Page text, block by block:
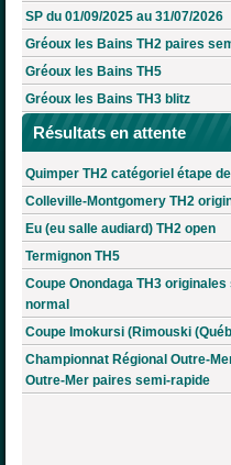
SP du 01/09/2025 au 31/07/2026
Gréoux les Bains TH2 paires
Gréoux les Bains TH5
Gréoux les Bains TH3 blitz
Résultats en attente
Quimper TH2 catégoriel étape
Colleville-Montgomery TH2
Eu (eu salle audiard) TH2 open
Termignon TH5
Coupe Onondaga TH3 originales
normal
Coupe Imokursi (Rimouski
Championnat Régional Outre-
Outre-Mer paires semi-rapide